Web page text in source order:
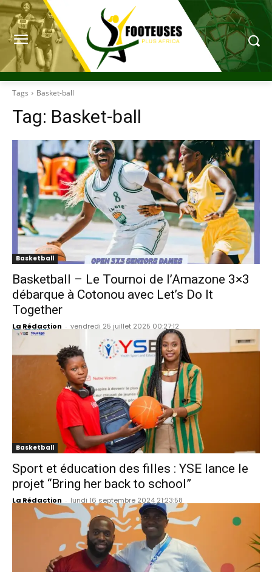
Tags Basket-ball
Tag: Basket-ball
Basketball
Basketball – Le Tournoi de l’Amazone 3×3
débarque à Cotonou avec Let’s Do It
Together
La Rédaction - vendredi 25 juillet 2025 00:27:12
Basketball
Sport et éducation des filles : YSE lance le
projet “Bring her back to school”
La Rédaction - lundi 16 septembre 2024 21:23:58